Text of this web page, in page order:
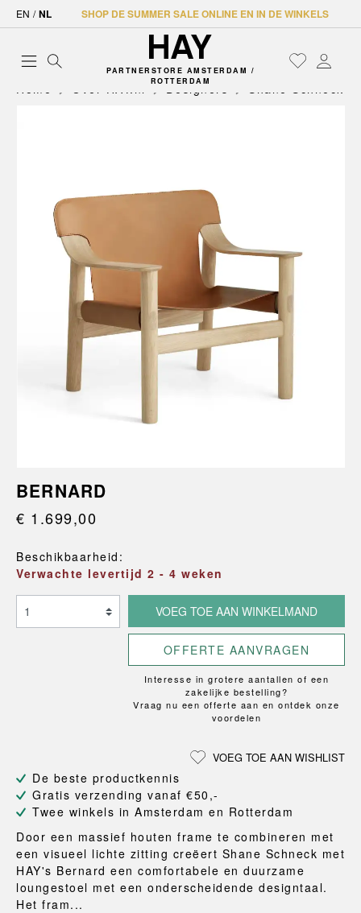
EN / NL SHOP DE SUMMER SALE ONLINE EN IN DE WINKELS
PARTNERSTORE AMSTERDAM /
ROTTERDAM
Home Over HAY.nl Designers Shane Schneck
BERNARD
€ 1.699,00
Beschikbaarheid:
Verwachte levertijd 2 - 4 weken
VOEG TOE AAN WINKELMAND
OFFERTE AANVRAGEN
Interesse in grotere aantallen of een
zakelijke bestelling?
Vraag nu een offerte aan en ontdek onze
voordelen
VOEG TOE AAN WISHLIST
De beste productkennis
Gratis verzending vanaf €50,-
Twee winkels in Amsterdam en Rotterdam
Door een massief houten frame te combineren met
een visueel lichte zitting creëert Shane Schneck met
HAY's Bernard een comfortabele en duurzame
loungestoel met een onderscheidende designtaal.
Het fram...